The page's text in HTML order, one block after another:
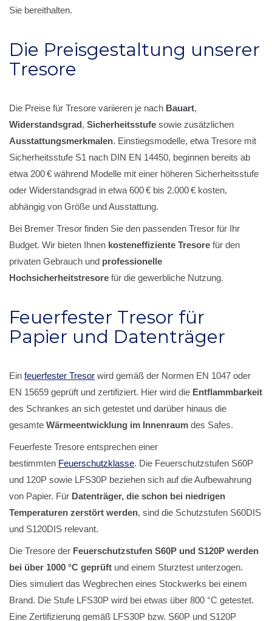
Sie bereithalten.
Die Preisgestaltung unserer
Tresore
Die Preise für Tresore variieren je nach Bauart,
Widerstandsgrad, Sicherheitsstufe sowie zusätzlichen
Ausstattungsmerkmalen. Einstiegsmodelle, etwa Tresore mit
Sicherheitsstufe S1 nach DIN EN 14450, beginnen bereits ab
etwa 200 € während Modelle mit einer höheren Sicherheitsstufe
oder Widerstandsgrad in etwa 600 € bis 2.000 € kosten,
abhängig von Größe und Ausstattung.
Bei Bremer Tresor finden Sie den passenden Tresor für Ihr
Budget. Wir bieten Ihnen kosteneffiziente Tresore für den
privaten Gebrauch und professionelle
Hochsicherheitstresore für die gewerbliche Nutzung.
Feuerfester Tresor für
Papier und Datenträger
Ein feuerfester Tresor wird gemäß der Normen EN 1047 oder
EN 15659 geprüft und zertifiziert. Hier wird die Entflammbarkeit
des Schrankes an sich getestet und darüber hinaus die
gesamte Wärmeentwicklung im Innenraum des Safes.
Feuerfeste Tresore entsprechen einer
bestimmten Feuerschutzklasse. Die Feuerschutzstufen S60P
und 120P sowie LFS30P beziehen sich auf die Aufbewahrung
von Papier. Für Datenträger, die schon bei niedrigen
Temperaturen zerstört werden, sind die Schutzstufen S60DIS
und S120DIS relevant.
Die Tresore der Feuerschutzstufen S60P und S120P werden
bei über 1000 °C geprüft und einem Sturztest unterzogen.
Dies simuliert das Wegbrechen eines Stockwerks bei einem
Brand. Die Stufe LFS30P wird bei etwas über 800 °C getestet.
Eine Zertifizierung gemäß LFS30P bzw. S60P und S120P